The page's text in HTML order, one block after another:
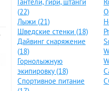
(22)
Лыжи (21)
Шведские стенки (18)
Дайвинг снаряжение
(18)
Горнолыжную
экипировку (18)
Спортивное питание